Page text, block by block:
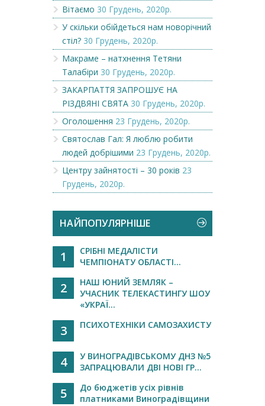
Вітаємо 30 Грудень, 2020р.
У скільки обійдеться нам новорічний
стіл? 30 Грудень, 2020р.
Макраме – натхнення Тетяни
Талабіри 30 Грудень, 2020р.
ЗАКАРПАТТЯ ЗАПРОШУЄ НА
РІЗДВЯНІ СВЯТА 30 Грудень, 2020р.
Оголошення 23 Грудень, 2020р.
Святослав Гал: Я люблю робити
людей добрішими 23 Грудень, 2020р.
Центру зайнятості – 30 років 23
Грудень, 2020р.
НАЙПОПУЛЯРНІШЕ
1
СРІБНІ МЕДАЛІСТИ
ЧЕМПІОНАТУ ОБЛАСТІ...
2
НАШ ЮНИЙ ЗЕМЛЯК –
УЧАСНИК ТЕЛЕКАСТИНГУ ШОУ
«УКРАЇ...
3 ПСИХОТЕХНІКИ САМОЗАХИСТУ
4
У ВИНОГРАДІВСЬКОМУ ДНЗ №5
ЗАПРАЦЮВАЛИ ДВІ НОВІ ГР...
5
До бюджетів усіх рівнів
платниками Виноградівщини